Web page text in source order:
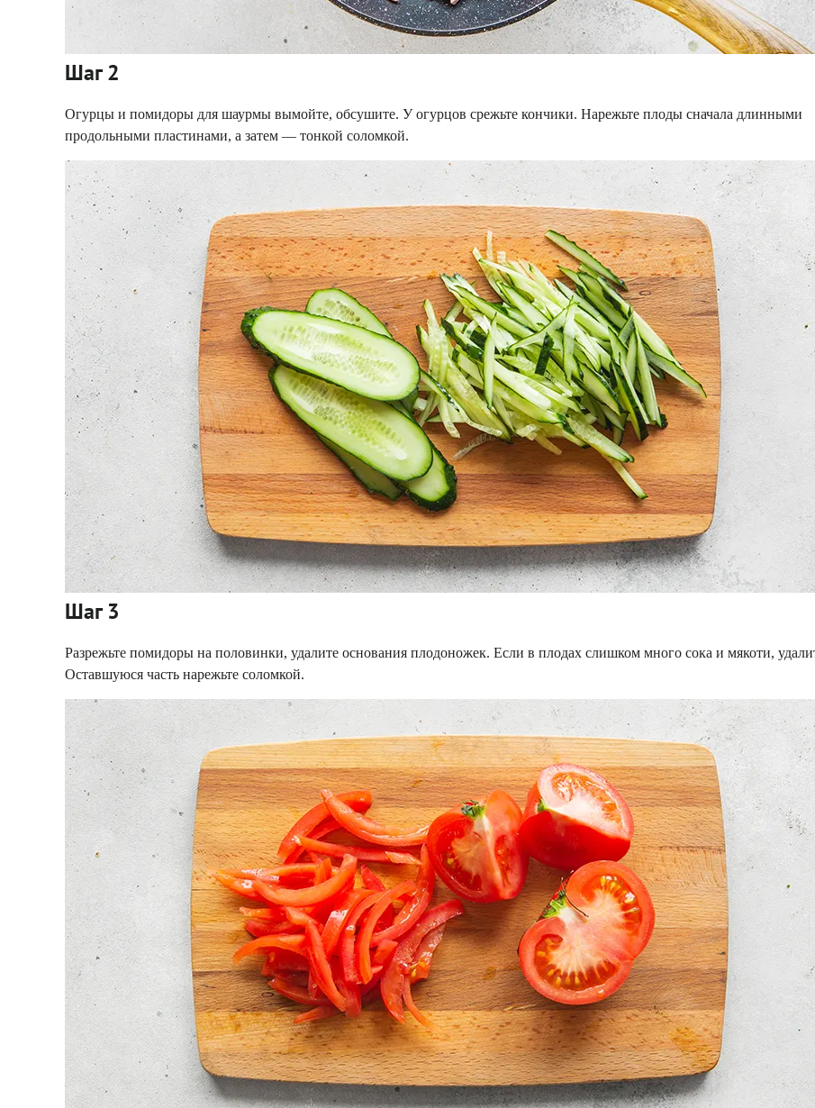
Шаг 2
Огурцы и помидоры для шаурмы вымойте, обсушите. У огурцов срежьте кончики. Нарежьте плоды сначала длинными
продольными пластинами, а затем — тонкой соломкой.
Шаг 3
Разрежьте помидоры на половинки, удалите основания плодоножек. Если в плодах слишком много сока и мякоти,
Оставшуюся часть нарежьте соломкой.